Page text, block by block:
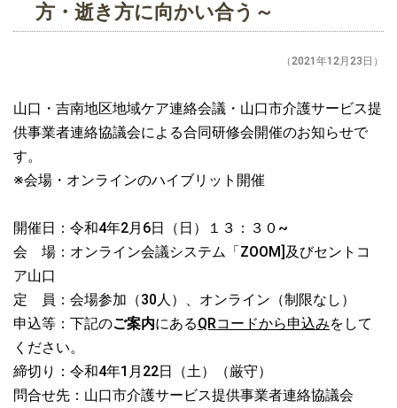
方・逝き方に向かい合う～
（2021年12月23日）
山口・吉南地区地域ケア連絡会議・山口市介護サービス提
供事業者連絡協議会による合同研修会開催のお知らせで
す。
※会場・オンラインのハイブリット開催
開催日：令和4年2月6日（日）１３：３０~
会 場：オンライン会議システム「ZOOM]及びセントコ
ア山口
定 員：会場参加（30人）、オンライン（制限なし）
申込等：下記のご案内にあるQRコードから申込みをして
ください。
締切り：令和4年1月22日（土）（厳守）
問合せ先：山口市介護サービス提供事業者連絡協議会